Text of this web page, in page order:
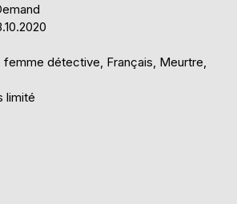
détective, Français, Meurtre,
limité